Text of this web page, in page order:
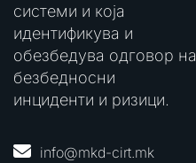
системи и која
идентификува и
обезбедува одговор на
безбедносни
инциденти и ризици.
info@mkd-cirt.mk